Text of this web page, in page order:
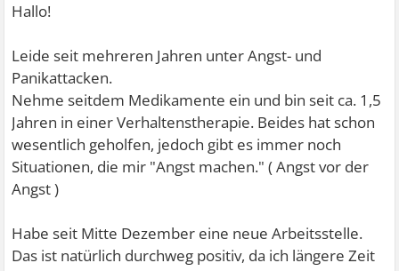
Hallo!
Leide seit mehreren Jahren unter Angst- und
Panikattacken.
Nehme seitdem Medikamente ein und bin seit ca. 1,5
Jahren in einer Verhaltenstherapie. Beides hat schon
wesentlich geholfen, jedoch gibt es immer noch
Situationen, die mir "Angst machen." ( Angst vor der
Angst )
Habe seit Mitte Dezember eine neue Arbeitsstelle.
Das ist natürlich durchweg positiv, da ich längere Zeit